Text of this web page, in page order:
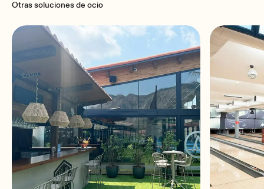
Otras soluciones de ocio